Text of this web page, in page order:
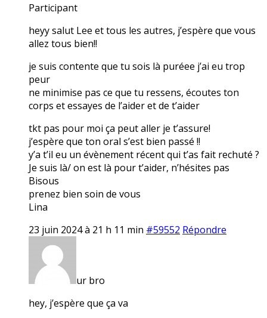
Participant
heyy salut Lee et tous les autres, j’espère que vous
allez tous bien!!
je suis contente que tu sois là puréee j’ai eu trop
peur
ne minimise pas ce que tu ressens, écoutes ton
corps et essayes de l’aider et de t’aider
tkt pas pour moi ça peut aller je t’assure!
j’espère que ton oral s’est bien passé !!
y’a t’il eu un évènement récent qui t’as fait rechuté ?
Je suis là/ on est là pour t’aider, n’hésites pas
Bisous
prenez bien soin de vous
Lina
23 juin 2024 à 21 h 11 min #59552 Répondre
ur bro
hey, j’espère que ça va